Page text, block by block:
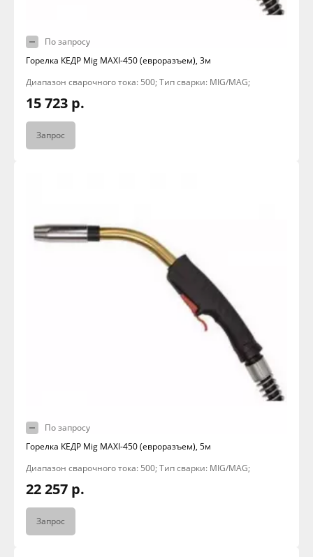
По запросу
Горелка КЕДР Mig MAXI-450 (евроразъем), 3м
Диапазон сварочного тока: 500; Тип сварки: MIG/MAG;
15 723 р.
Запрос
По запросу
Горелка КЕДР Mig MAXI-450 (евроразъем), 5м
Диапазон сварочного тока: 500; Тип сварки: MIG/MAG;
22 257 р.
Запрос